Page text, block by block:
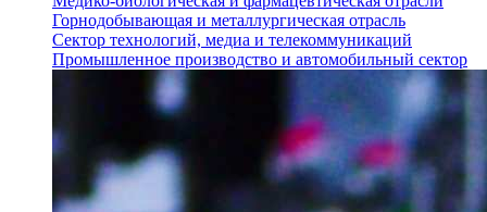
Горнодобывающая и металлургическая отрасль
Сектор технологий, медиа и телекоммуникаций
Промышленное производство и автомобильный сектор